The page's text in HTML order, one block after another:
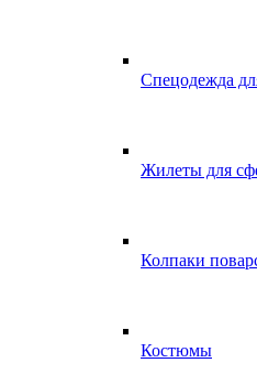
Спецодежда
Жилеты для
Колпаки
Костюмы